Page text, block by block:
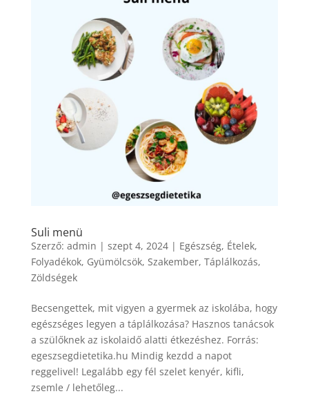
Suli menü
Szerző: admin | szept 4, 2024| Egészség, Ételek,
Folyadékok, Gyümölcsök, Szakember, Táplálkozás,
Zöldségek
Becsengettek, mit vigyen a gyermek az iskolába, hogy
egészséges legyen a táplálkozása? Hasznos tanácsok
a szülőknek az iskolaidő alatti étkezéshez. Forrás:
egeszsegdietetika.hu Mindig kezdd a napot
reggelivel! Legalább egy fél szelet kenyér, kifli,
zsemle / lehetőleg...